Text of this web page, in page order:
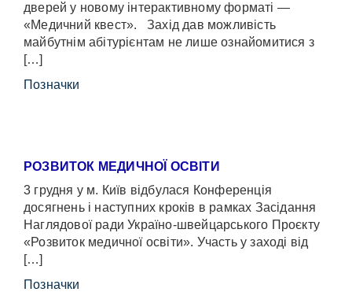
дверей у новому інтерактивному форматі —
«Медичний квест». Захід дав можливість
майбутнім абітурієнтам не лише ознайомитися з
[…]
Позначки
РОЗВИТОК МЕДИЧНОЇ ОСВІТИ
3 грудня у м. Київ відбулася Конференція
досягнень і наступних кроків в рамках Засідання
Наглядової ради Україно-швейцарського Проєкту
«Розвиток медичної освіти». Участь у заході від
[…]
Позначки